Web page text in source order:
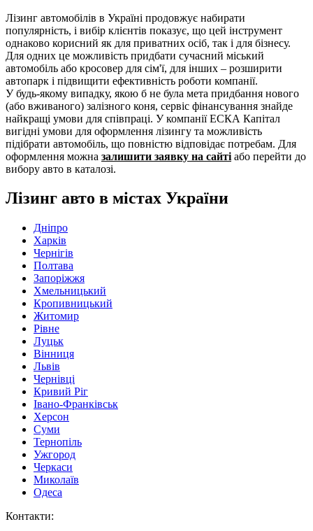
Лізинг автомобілів в Україні продовжує набирати
популярність, і вибір клієнтів показує, що цей інструмент
однаково корисний як для приватних осіб, так і для бізнесу.
Для одних це можливість придбати сучасний міський
автомобіль або кросовер для сім'ї, для інших – розширити
автопарк і підвищити ефективність роботи компанії.
У будь-якому випадку, якою б не була мета придбання нового
(або вживаного) залізного коня, сервіс фінансування знайде
найкращі умови для співпраці. У компанії ЕСКА Капітал
вигідні умови для оформлення лізингу та можливість
підібрати автомобіль, що повністю відповідає потребам. Для
оформлення можна залишити заявку на сайті або перейти до
вибору авто в каталозі.
Лізинг авто в містах України
Дніпро
Харків
Чернігів
Полтава
Запоріжжя
Хмельницький
Кропивницький
Житомир
Рівне
Луцьк
Вінниця
Львів
Чернівці
Кривий Ріг
Івано-Франківськ
Херсон
Суми
Тернопіль
Ужгород
Черкаси
Миколаїв
Одеса
Контакти: